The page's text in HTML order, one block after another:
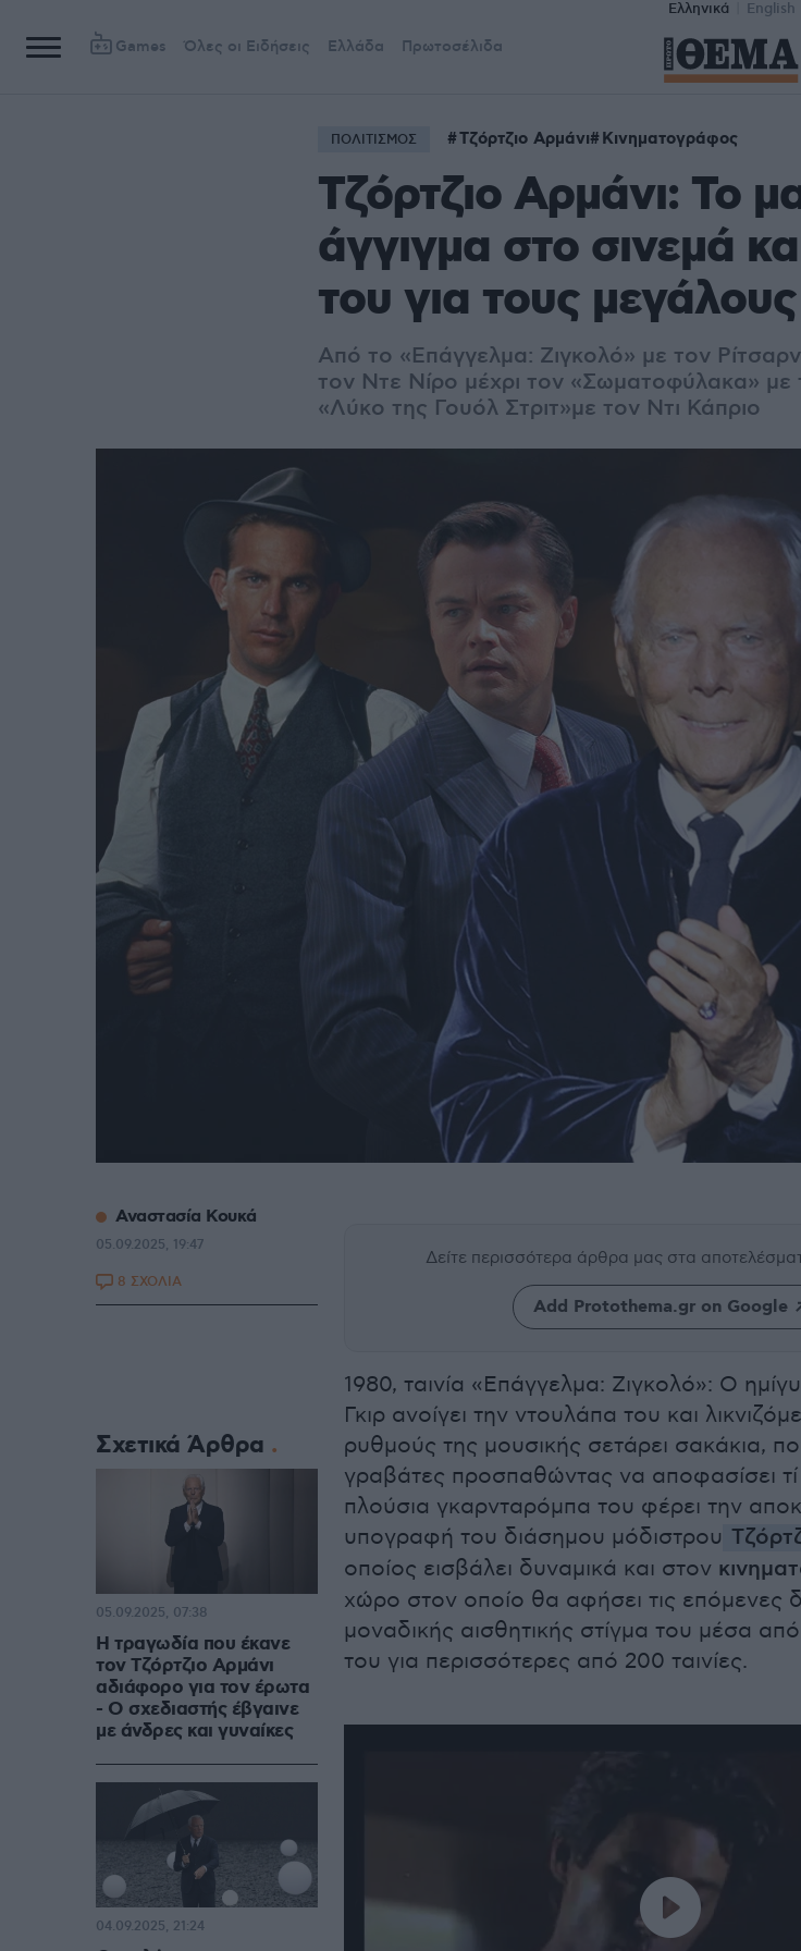
Ελληνικά English
Games Όλες οι Ειδήσεις Ελλάδα Πρωτοσέλιδα
ΠΟΛΙΤΙΣΜΟΣ Τζόρτζιο Αρμάνι Κινηματογράφος
Τζόρτζιο Αρμάνι: Το
άγγιγμα στο σινεμά
του για τους
Από το «Επάγγελμα: Ζιγκολό» με τον
τον Ντε Νίρο μέχρι τον «Σωματοφύλακα» με
«Λύκο της Γουόλ Στριτ»με τον Ντι Κάπριο
Δείτε περισσότερα άρθρα μας στα
Add Protothema.gr on Google
1980, ταινία «Επάγγελμα: Ζιγκολό»: Ο
Γκιρ ανοίγει την ντουλάπα του και
ρυθμούς της μουσικής σετάρει σακάκια,
γραβάτες προσπαθώντας να αποφασίσει
πλούσια γκαρνταρόμπα του φέρει την
υπογραφή του διάσημου μόδιστρου
οποίος εισβάλει δυναμικά και στον
χώρο στον οποίο θα αφήσει τις επόμενες
μοναδικής αισθητικής στίγμα του μέσα από
του για περισσότερες από 200 ταινίες.
Αναστασία Κουκά
05.09.2025, 19:47
8 ΣΧΟΛΙΑ
Σχετικά Άρθρα
Η τραγωδία που έκανε
τον Τζόρτζιο Αρμάνι
αδιάφορο για τον έρωτα
- Ο σχεδιαστής έβγαινε
με άνδρες και γυναίκες
05.09.2025, 07:38
04.09.2025, 21:24